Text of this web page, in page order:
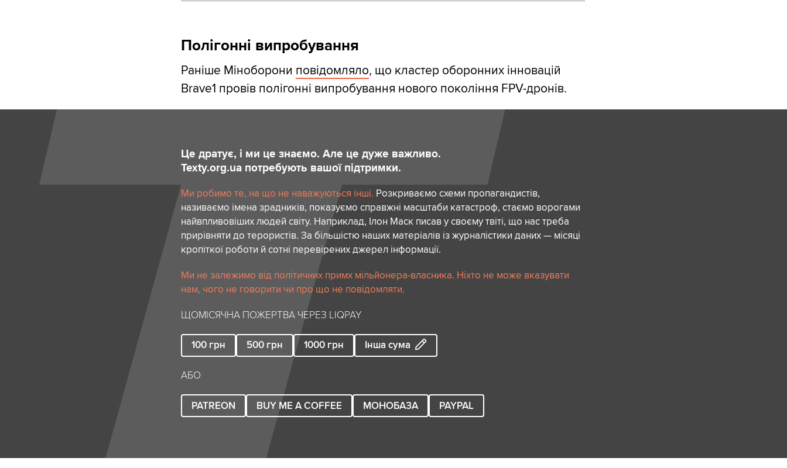
Полігонні випробування
Раніше Міноборони повідомляло, що кластер оборонних інновацій
Brave1 провів полігонні випробування нового покоління FPV-дронів.
Це дратує, і ми це знаємо. Але це дуже важливо.
Texty.org.ua потребують вашої підтримки.
Ми робимо те, на що не наважуються інші. Розкриваємо схеми пропагандистів,
називаємо імена зрадників, показуємо справжні масштаби катастроф, стаємо ворогами
найвпливовіших людей світу. Наприклад, Ілон Маск писав у своєму твіті, що нас треба
прирівняти до терористів. За більшістю наших матеріалів із журналістики даних — місяці
кропіткої роботи й сотні перевірених джерел інформації.
Ми не залежимо від політичних примх мільйонера-власника. Ніхто не може вказувати
нам, чого не говорити чи про що не повідомляти.
ЩОМІСЯЧНА ПОЖЕРТВА ЧЕРЕЗ LIQPAY
100 грн 500 грн 1000 грн Інша сума
АБО
PATREON BUY ME A COFFEE МОНОБАЗА PAYPAL